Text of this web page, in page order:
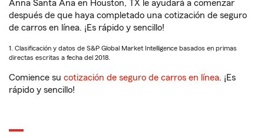
Anna Santa Ana en Houston, TX le ayudará a comenzar
después de que haya completado una cotización de seguro
de carros en línea. ¡Es rápido y sencillo!
1. Clasificación y datos de S&P Global Market Intelligence basados en primas
directas escritas a fecha del 2018.
Comience su cotización de seguro de carros en línea. ¡Es
rápido y sencillo!